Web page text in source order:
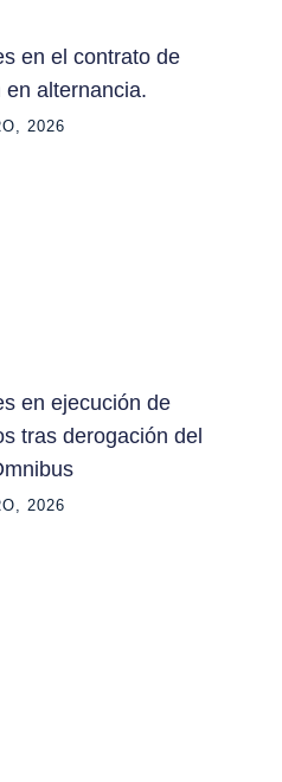
en el contrato de
en alternancia.
2026
en ejecución de
tras derogación del
2026